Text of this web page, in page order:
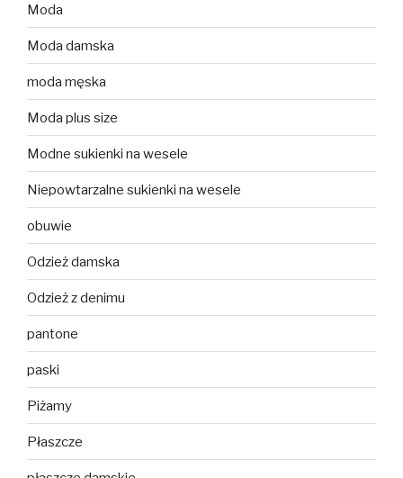
Moda
Moda damska
moda męska
Moda plus size
Modne sukienki na wesele
Niepowtarzalne sukienki na wesele
obuwie
Odzież damska
Odzież z denimu
pantone
paski
Piżamy
Płaszcze